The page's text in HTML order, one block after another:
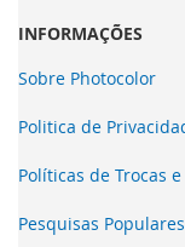
INFORMAÇÕES
Sobre Photocolor
Politica de
Políticas de Trocas
Pesquisas Populares